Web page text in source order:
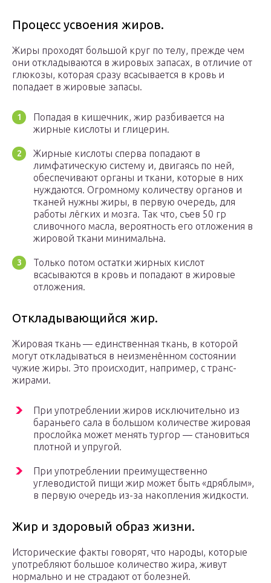
Процесс усвоения жиров.
Жиры проходят большой круг по телу, прежде чем
они откладываются в жировых запасах, в отличие от
глюкозы, которая сразу всасывается в кровь и
попадает в жировые запасы.
Попадая в кишечник, жир разбивается на
жирные кислоты и глицерин.
Жирные кислоты сперва попадают в
лимфатическую систему и, двигаясь по ней,
обеспечивают органы и ткани, которые в них
нуждаются. Огромному количеству органов и
тканей нужны жиры, в первую очередь, для
работы лёгких и мозга. Так что, съев 50 гр
сливочного масла, вероятность его отложения в
жировой ткани минимальна.
Только потом остатки жирных кислот
всасываются в кровь и попадают в жировые
отложения.
Откладывающийся жир.
Жировая ткань — единственная ткань, в которой
могут откладываться в неизменённом состоянии
чужие жиры. Это происходит, например, с транс-
жирами.
При употреблении жиров исключительно из
бараньего сала в большом количестве жировая
прослойка может менять тургор — становиться
плотной и упругой.
При употреблении преимущественно
углеводистой пищи жир может быть «дряблым»,
в первую очередь из-за накопления жидкости.
Жир и здоровый образ жизни.
Исторические факты говорят, что народы, которые
употребляют большое количество жира, живут
нормально и не страдают от болезней.